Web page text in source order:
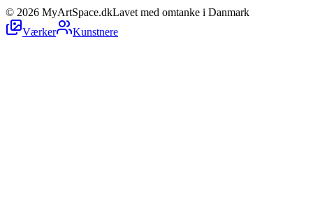
© 2026 MyArtSpace.dkLavet med omtanke i Danmark
Værker
Kunstnere